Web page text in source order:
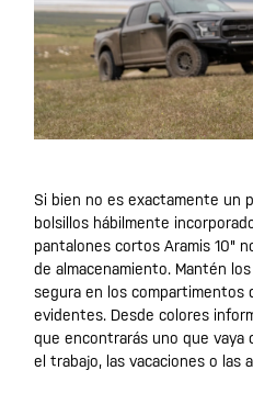
Si bien no es exactamente un
bolsillos hábilmente
pantalones cortos Aramis 10"
de almacenamiento. Mantén
segura en los compartimentos
evidentes. Desde colores
que encontrarás uno que vaya
el trabajo, las vacaciones o las